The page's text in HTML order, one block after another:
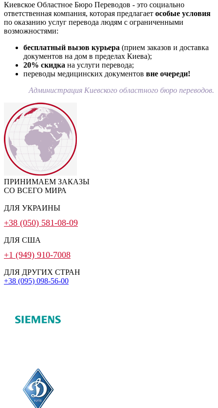
Киевское Областное Бюро Переводов - это социально
ответственная компания, которая предлагает особые условия
по оказанию услуг перевода людям с ограниченными
возможностями:
бесплатный вызов курьера (прием заказов и доставка
документов на дом в пределах Киева);
20% скидка на услуги перевода;
переводы медицинских документов вне очереди!
Администрация Киевского областного бюро переводов.
ПРИНИМАЕМ ЗАКАЗЫ
СО ВСЕГО МИРА
ДЛЯ УКРАИНЫ
+38 (050) 581-08-09
ДЛЯ США
+1 (949) 910-7008
ДЛЯ ДРУГИХ СТРАН
+38 (095) 098-56-00